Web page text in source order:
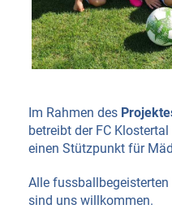
Im Rahmen des
betreibt der FC
einen Stützpunkt für
Alle
sind uns willkommen.